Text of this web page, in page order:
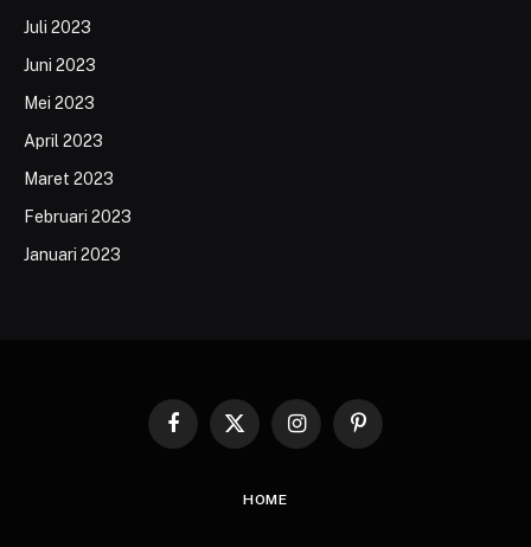
Juli 2023
Juni 2023
Mei 2023
April 2023
Maret 2023
Februari 2023
Januari 2023
Facebook
X
InstagramPinterest
HOME